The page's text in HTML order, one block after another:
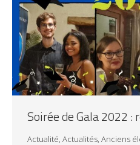
Soirée de Gala 2022
Actualité, Actualités, Anciens